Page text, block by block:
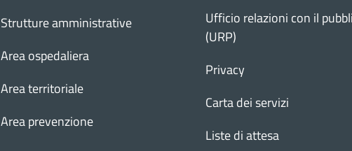
Strutture amministrative
Area ospedaliera
Area territoriale
Area prevenzione
Ufficio relazioni con il
(URP)
Privacy
Carta dei servizi
Liste di attesa